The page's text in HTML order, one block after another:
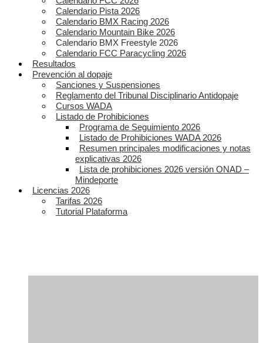
Calendario Pista 2026
Calendario BMX Racing 2026
Calendario Mountain Bike 2026
Calendario BMX Freestyle 2026
Calendario FCC Paracycling 2026
Resultados
Prevención al dopaje
Sanciones y Suspensiones
Reglamento del Tribunal Disciplinario Antidopaje
Cursos WADA
Listado de Prohibiciones
Programa de Seguimiento 2026
Listado de Prohibiciones WADA 2026
Resumen principales modificaciones y notas
explicativas 2026
Lista de prohibiciones 2026 versión ONAD –
Mindeporte
Licencias 2026
Tarifas 2026
Tutorial Plataforma